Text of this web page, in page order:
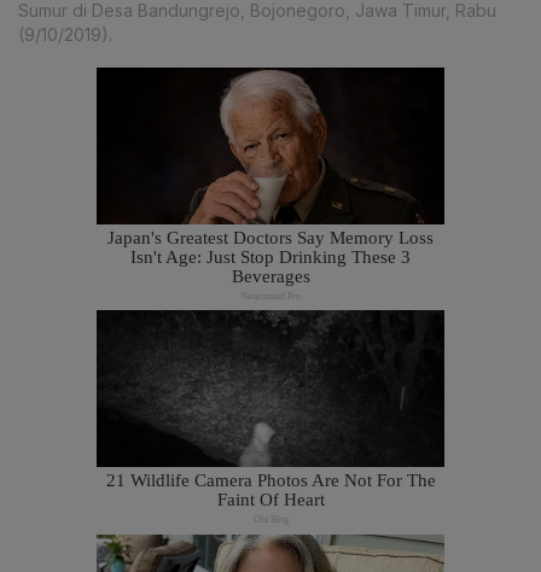
Sumur di Desa Bandungrejo, Bojonegoro, Jawa Timur, Rabu
(9/10/2019).